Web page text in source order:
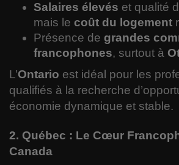
Salaires élevés et qualité
mais le coût du logement
Présence de grandes
francophones, surtout à
L’Ontario est idéal pour les
qualifiés à la recherche
économie dynamique et stable.
2. Québec : Le Cœur
Canada